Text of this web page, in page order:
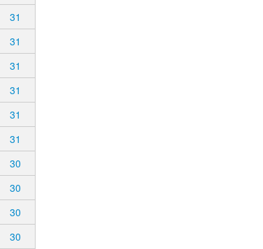
31
31
31
31
31
31
30
30
30
30